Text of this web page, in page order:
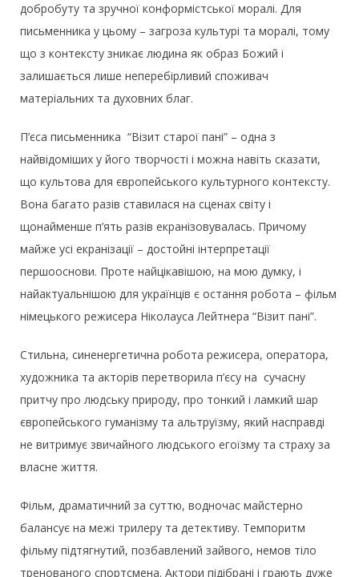
добробуту та зручної конформістської моралі. Для
письменника у цьому – загроза культурі та моралі, тому
що з контексту зникає людина як образ Божий і
залишається лише неперебірливий споживач
матеріальних та духовних благ.
П’єса письменника “Візит старої пані” – одна з
найвідоміших у його творчості і можна навіть сказати,
що культова для європейського культурного контексту.
Вона багато разів ставилася на сценах світу і
щонайменше п’ять разів екранізовувалась. Причому
майже усі екранізації – достойні інтерпретації
першооснови. Проте найцікавішою, на мою думку, і
найактуальнішою для українців є остання робота – фільм
німецького режисера Ніколауса Лейтнера “Візит пані”.
Стильна, синенергетична робота режисера, оператора,
художника та акторів перетворила п’єсу на сучасну
притчу про людську природу, про тонкий і ламкий шар
європейського гуманізму та альтруїзму, який насправді
не витримує звичайного людського егоїзму та страху за
власне життя.
Фільм, драматичний за суттю, водночас майстерно
балансує на межі трилеру та детективу. Темпоритм
фільму підтягнутий, позбавлений зайвого, немов тіло
тренованого спортсмена. Актори підібрані і грають дуже